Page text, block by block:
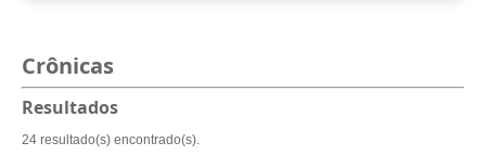
Crônicas
Resultados
24 resultado(s) encontrado(s).